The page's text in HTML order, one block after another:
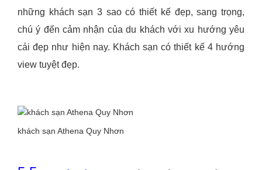
những khách sạn 3 sao có thiết kế đẹp, sang trọng,
chú ý đến cảm nhận của du khách với xu hướng yêu
cái đẹp như hiện nay. Khách sạn có thiết kế 4 hướng
view tuyệt đẹp.
khách sạn Athena Quy Nhơn